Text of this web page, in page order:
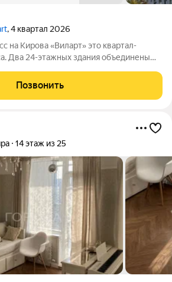
, 4 квартал 2026
«Виларт» это квартал-
Два 24-этажных здания объединены
в динамичной, но не
До
Позвонить
14 этаж из 25